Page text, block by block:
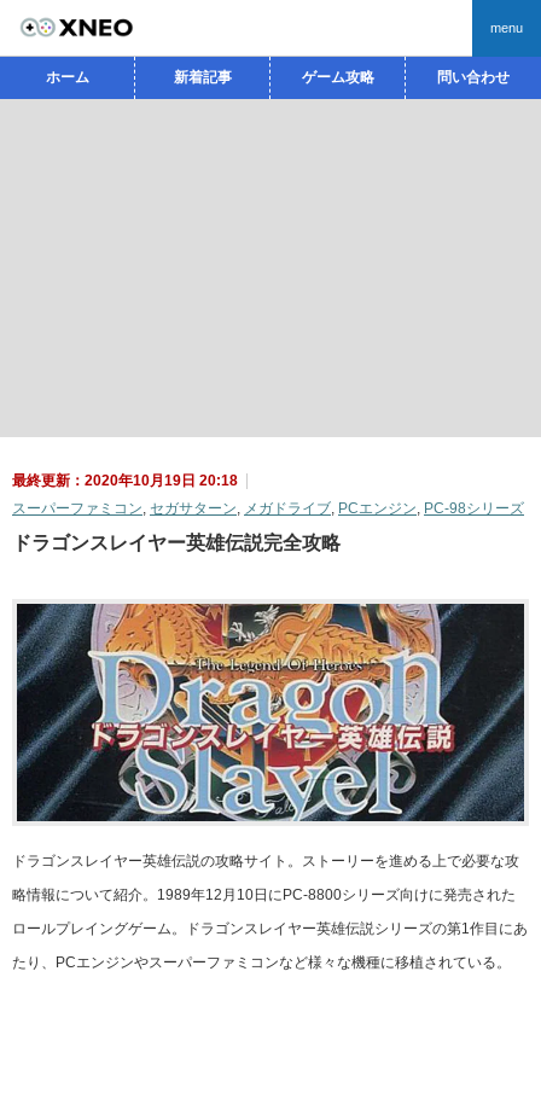
menu
ホーム 新着記事 ゲーム攻略 問い合わせ
最終更新：2020年10月19日 20:18
スーパーファミコン, セガサターン, メガドライブ, PCエンジン, PC-98シリーズ
ドラゴンスレイヤー英雄伝説完全攻略
ドラゴンスレイヤー英雄伝説の攻略サイト。ストーリーを進める上で必要な攻
略情報について紹介。1989年12月10日にPC-8800シリーズ向けに発売された
ロールプレイングゲーム。ドラゴンスレイヤー英雄伝説シリーズの第1作目にあ
たり、PCエンジンやスーパーファミコンなど様々な機種に移植されている。